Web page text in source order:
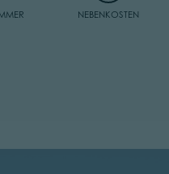
NEBENKOSTEN